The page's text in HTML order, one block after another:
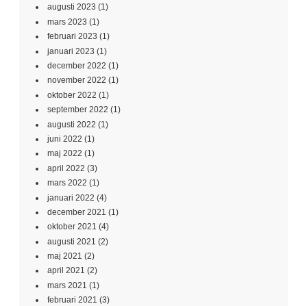
augusti 2023 (1)
mars 2023 (1)
februari 2023 (1)
januari 2023 (1)
december 2022 (1)
november 2022 (1)
oktober 2022 (1)
september 2022 (1)
augusti 2022 (1)
juni 2022 (1)
maj 2022 (1)
april 2022 (3)
mars 2022 (1)
januari 2022 (4)
december 2021 (1)
oktober 2021 (4)
augusti 2021 (2)
maj 2021 (2)
april 2021 (2)
mars 2021 (1)
februari 2021 (3)